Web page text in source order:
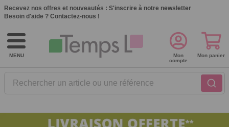
Recevez nos offres et nouveautés : S'inscrire à notre newsletter
Besoin d'aide ? Contactez-nous !
MENU
Rechercher un article ou une référence
Mon
compte
Mon panier